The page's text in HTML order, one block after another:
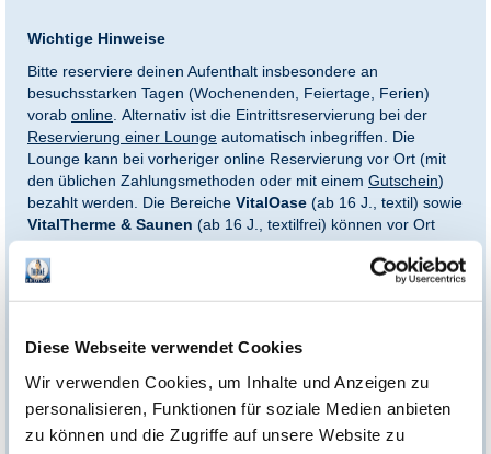
Diese Webseite verwendet Cookies
Wir verwenden Cookies, um Inhalte und Anzeigen zu
personalisieren, Funktionen für soziale Medien anbieten
zu können und die Zugriffe auf unsere Website zu
Wichtige Hinweise
Bitte reserviere deinen Aufenthalt insbesondere an
besuchsstarken Tagen (Wochenenden, Feiertage, Ferien)
vorab online. Alternativ ist die Eintrittsreservierung bei der
Reservierung einer Lounge automatisch inbegriffen. Die
Lounge kann bei vorheriger online Reservierung vor Ort (mit
den üblichen Zahlungsmethoden oder mit einem Gutschein)
bezahlt werden. Die Bereiche VitalOase (ab 16 J., textil) sowie
VitalTherme & Saunen (ab 16 J., textilfrei) können vor Ort
gegen Aufpreis dazugebucht werden.
*Einlösebedingungen:
Eintritt an einem zuschlagpflichtigen Tag (z.B. Wochenende,
Feiertage - Einzelheiten s. Preisverzeichnis) nur gegen Zuzahlung
des Zuschlags vor Ort.
Es besteht eine Preisgarantie von 12 Monaten ab